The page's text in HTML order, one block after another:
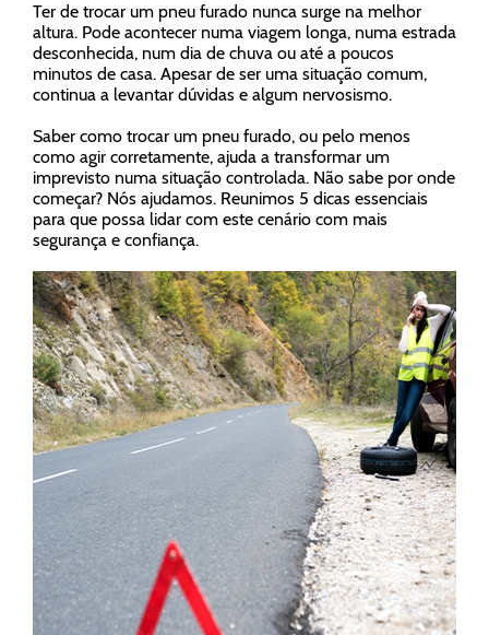
Ter de trocar um pneu furado nunca surge na melhor
altura. Pode acontecer numa viagem longa, numa estrada
desconhecida, num dia de chuva ou até a poucos
minutos de casa. Apesar de ser uma situação comum,
continua a levantar dúvidas e algum nervosismo.
Saber como trocar um pneu furado, ou pelo menos
como agir corretamente, ajuda a transformar um
imprevisto numa situação controlada. Não sabe por onde
começar? Nós ajudamos. Reunimos 5 dicas essenciais
para que possa lidar com este cenário com mais
segurança e confiança.